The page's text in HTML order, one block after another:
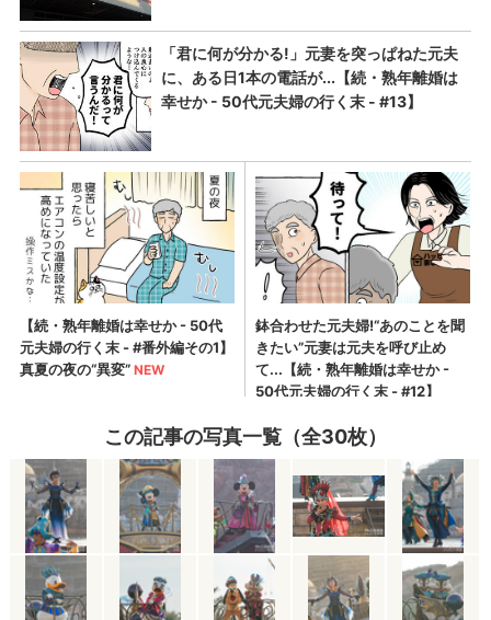
この記事の写真一覧（全30枚）